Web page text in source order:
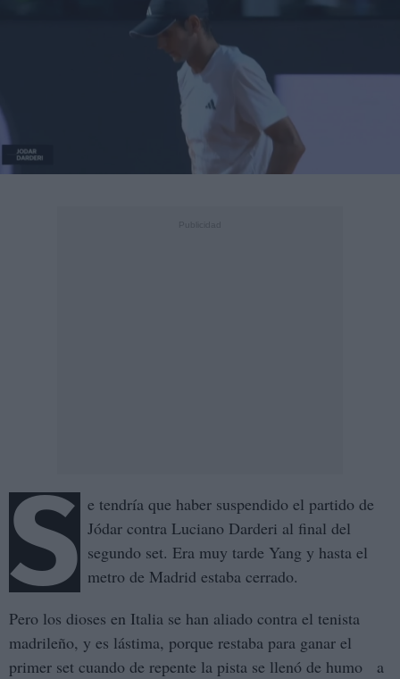
S e tendría que haber suspendido el partido de
Jódar contra Luciano Darderi al final del
segundo set. Era muy tarde Yang y hasta el
metro de Madrid estaba cerrado.
Pero los dioses en Italia se han aliado contra el tenista
madrileño, y es lástima, porque restaba para ganar el
primer set cuando de repente la pista se llenó de humo a